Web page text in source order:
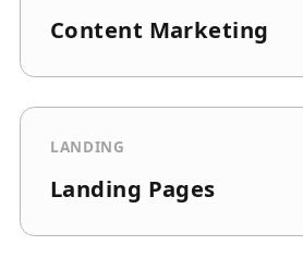
Content Marketing
LANDING
Landing Pages